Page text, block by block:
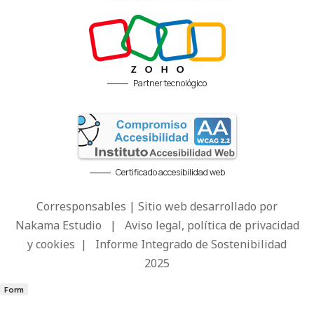
Partner tecnológico
Certificado accesibilidad web
Corresponsables | Sitio web desarrollado por
Nakama Estudio | Aviso legal, política de privacidad
y cookies | Informe Integrado de Sostenibilidad
2025
Form